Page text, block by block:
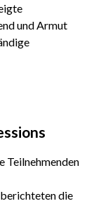
und Armut
Teilnehmenden
die